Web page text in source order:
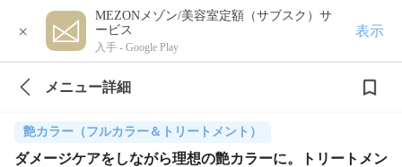
×
MEZONメゾン/美容室定額（サブスク）サ
ービス
入手 - Google Play
表示
メニュー詳細
艶カラー（フルカラー＆トリートメント）
ダメージケアをしながら理想の艶カラーに。トリートメン